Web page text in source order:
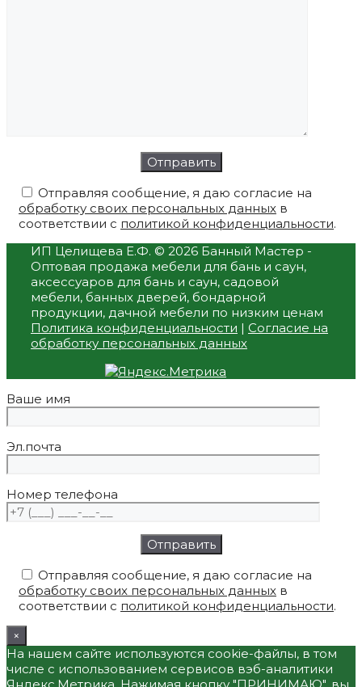
Отправляя сообщение, я даю согласие на
обработку своих персональных данных в
соответствии с политикой конфиденциальности.
ИП Целищева Е.Ф. © 2026 Банный Мастер -
Оптовая продажа мебели для бань и саун,
аксессуаров для бань и саун, садовой
мебели, банных дверей, бондарной
продукции, дачной мебели по низким ценам
Политика конфиденциальности | Согласие на
обработку персональных данных
Ваше имя
Эл.почта
Номер телефона
Отправляя сообщение, я даю согласие на
обработку своих персональных данных в
соответствии с политикой конфиденциальности.
×
На нашем сайте используются cookie-файлы, в том
числе с использованием сервисов вэб-аналитики
Яндекс.Метрика. Нажимая кнопку "ПРИНИМАЮ", вы